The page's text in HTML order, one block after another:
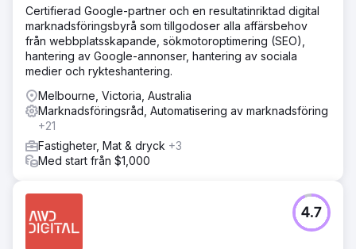
Certifierad Google-partner och en resultatinriktad digital
marknadsföringsbyrå som tillgodoser alla affärsbehov
från webbplatsskapande, sökmotoroptimering (SEO),
hantering av Google-annonser, hantering av sociala
medier och rykteshantering.
Melbourne, Victoria, Australia
Marknadsföringsråd, Automatisering av marknadsföring
+21
Fastigheter, Mat & dryck +3
Med start från $1,000
4.7